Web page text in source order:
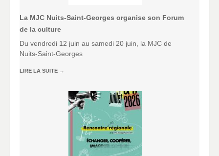
La MJC Nuits-Saint-Georges organise son Forum
de la culture
Du vendredi 12 juin au samedi 20 juin, la MJC de
Nuits-Saint-Georges
LIRE LA SUITE →